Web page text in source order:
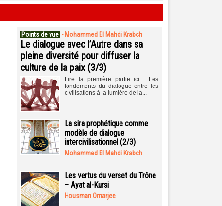
Points de vue - Mohammed El Mahdi Krabch
Le dialogue avec l’Autre dans sa
pleine diversité pour diffuser la
culture de la paix (3/3)
Lire la première partie ici : Les
fondements du dialogue entre les
civilisations à la lumière de la...
La sira prophétique comme
modèle de dialogue
intercivilisationnel (2/3)
Mohammed El Mahdi Krabch
Les vertus du verset du Trône
– Ayat al-Kursi
Housman Omarjee